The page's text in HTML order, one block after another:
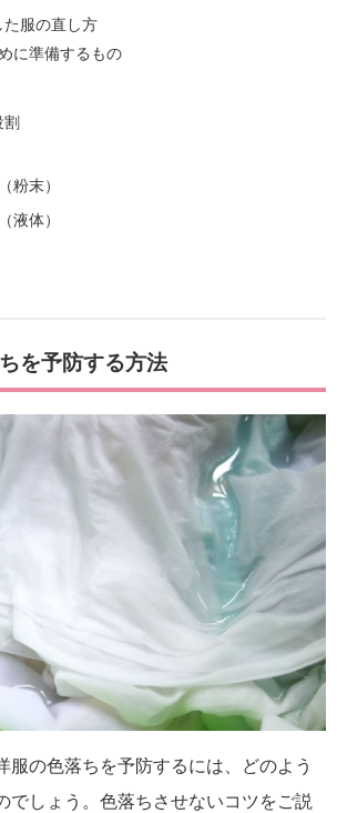
服の直し方
に準備するもの
割
粉末）
液体）
を予防する方法
服の色落ちを予防するには、どのよう
でしょう。色落ちさせないコツをご説